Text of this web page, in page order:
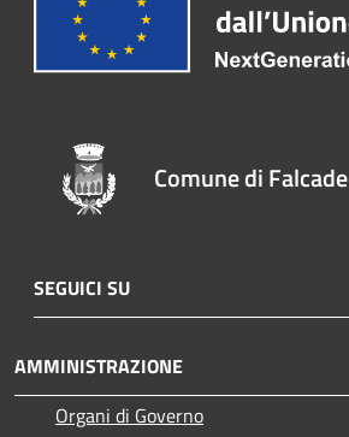
Comune di Falcade
SEGUICI SU
AMMINISTRAZIONE
Organi di Governo